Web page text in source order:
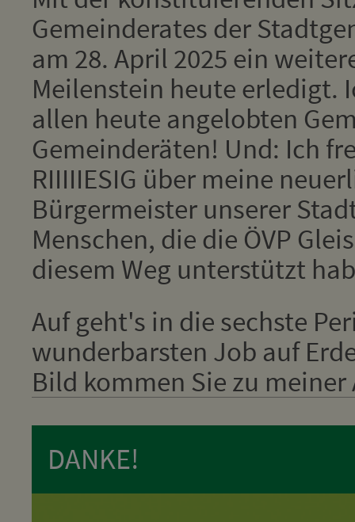
Gemeinderates der
am 28. April 2025 ein
Meilenstein heute erledigt.
allen heute angelobten
Gemeinderäten! Und: Ich
RIIIIIESIG über meine
Bürgermeister unserer
Menschen, die die ÖVP
diesem Weg unterstützt
Auf geht's in die sechste
wunderbarsten Job auf
Bild kommen Sie zu
DANKE!